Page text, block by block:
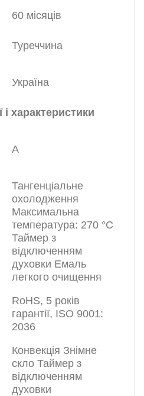
60 місяців
Туреччина
Україна
і характеристики
А
Тангенціальне
охолодження
Максимальна
температура: 270 °С
Таймер з
відключенням
духовки Емаль
легкого очищення
RoHS, 5 років
гарантії, ISO 9001:
2036
Конвекція Знімне
скло Таймер з
відключенням
духовки